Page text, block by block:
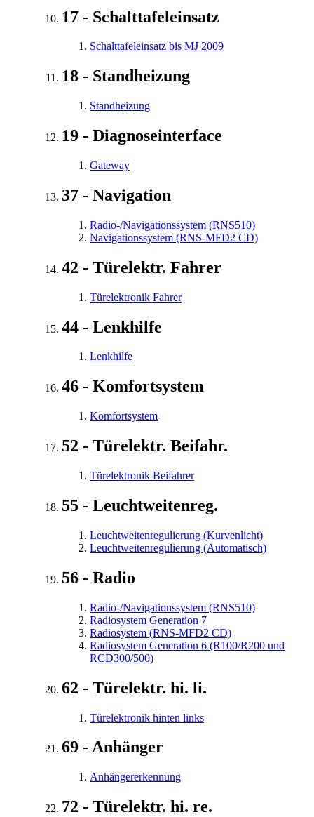
17 - Schalttafeleinsatz
Schalttafeleinsatz bis MJ 2009
18 - Standheizung
Standheizung
19 - Diagnoseinterface
Gateway
37 - Navigation
Radio-/Navigationssystem (RNS510)
Navigationssystem (RNS-MFD2 CD)
42 - Türelektr. Fahrer
Türelektronik Fahrer
44 - Lenkhilfe
Lenkhilfe
46 - Komfortsystem
Komfortsystem
52 - Türelektr. Beifahr.
Türelektronik Beifahrer
55 - Leuchtweitenreg.
Leuchtweitenregulierung (Kurvenlicht)
Leuchtweitenregulierung (Automatisch)
56 - Radio
Radio-/Navigationssystem (RNS510)
Radiosystem Generation 7
Radiosystem (RNS-MFD2 CD)
Radiosystem Generation 6 (R100/R200 und
RCD300/500)
62 - Türelektr. hi. li.
Türelektronik hinten links
69 - Anhänger
Anhängererkennung
72 - Türelektr. hi. re.